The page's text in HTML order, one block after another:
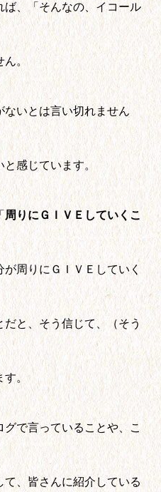
、「そんなの、イコール
ん。
ないとは言い切れません
感じています。
周りにＧＩＶＥしていくこ
周りにＧＩＶＥしていく
と、そう信じて、（そう
。
で言っていることや、こ
て、皆さんに紹介している